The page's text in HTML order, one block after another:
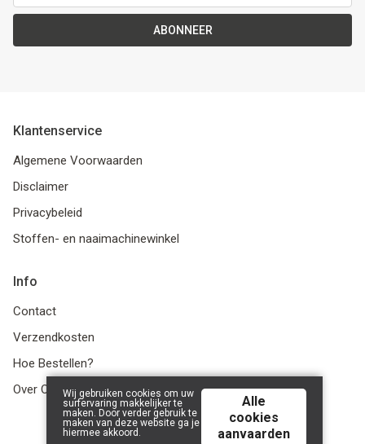
ABONNEER
Klantenservice
Algemene Voorwaarden
Disclaimer
Privacybeleid
Stoffen- en naaimachinewinkel
Info
Contact
Verzendkosten
Hoe Bestellen?
Over Ons
© 2026 LanaLotta | Powered byTilroy.
Wij gebruiken cookies om uw
surfervaring makkelijker te
maken. Door verder gebruik te
maken van deze website ga je
hiermee akkoord.
Alle
cookies
aanvaarden